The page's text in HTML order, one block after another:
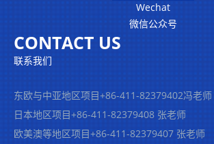
Wechat
微信公众号
CONTACT US
联系我们
东欧与中亚地区项目+86-411-82379402冯老师
日本地区项目+86-411-82379408 张老师
欧美澳等地区项目+86-411-82379407 张老师